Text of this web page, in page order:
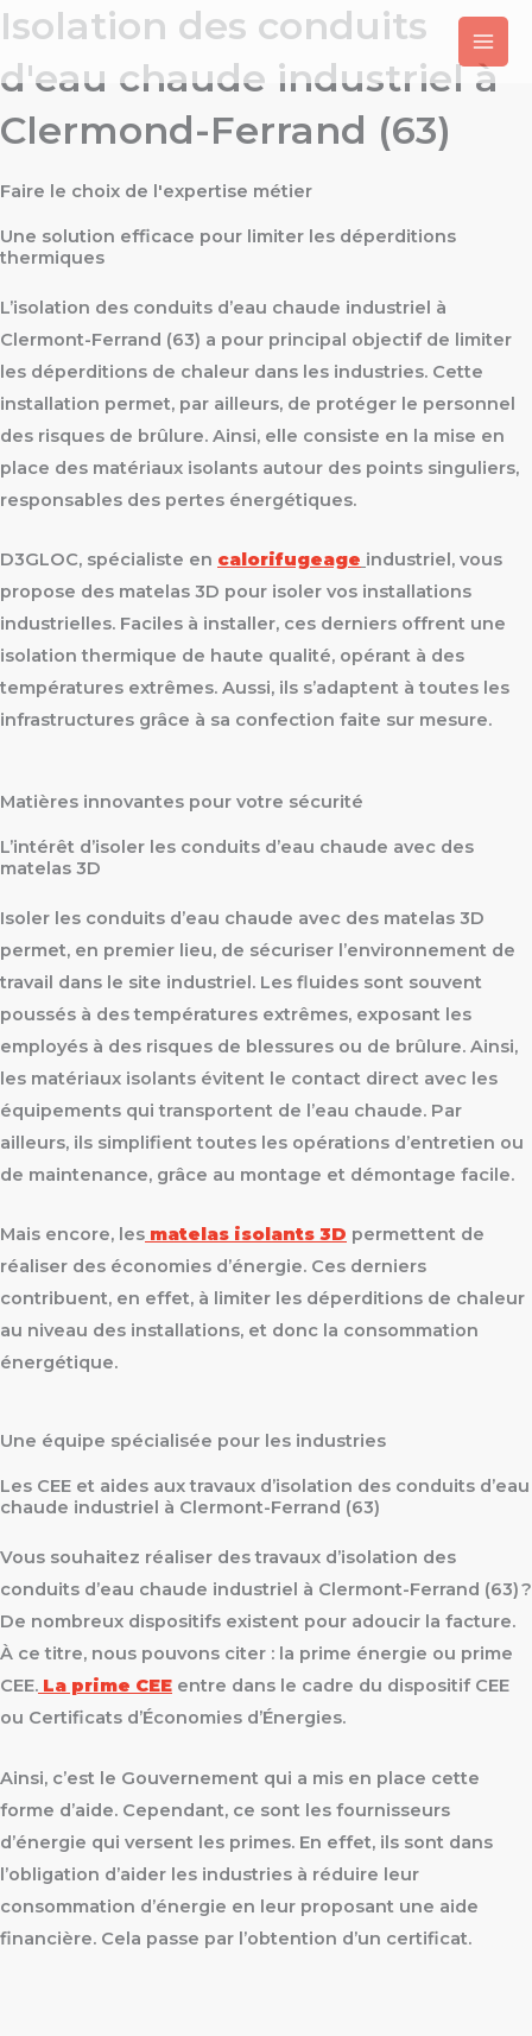
Aller
au
contenu
Isolation des conduits
d'eau chaude industriel à
Clermond-Ferrand (63)
Faire le choix de l'expertise métier
Une solution efficace pour limiter les déperditions
thermiques
L’isolation des conduits d’eau chaude industriel à
Clermont-Ferrand (63) a pour principal objectif de limiter
les déperditions de chaleur dans les industries. Cette
installation permet, par ailleurs, de protéger le personnel
des risques de brûlure. Ainsi, elle consiste en la mise en
place des matériaux isolants autour des points singuliers,
responsables des pertes énergétiques.
D3GLOC, spécialiste en calorifugeage industriel, vous
propose des matelas 3D pour isoler vos installations
industrielles. Faciles à installer, ces derniers offrent une
isolation thermique de haute qualité, opérant à des
températures extrêmes. Aussi, ils s’adaptent à toutes les
infrastructures grâce à sa confection faite sur mesure.
Matières innovantes pour votre sécurité
L’intérêt d’isoler les conduits d’eau chaude avec des
matelas 3D
Isoler les conduits d’eau chaude avec des matelas 3D
permet, en premier lieu, de sécuriser l’environnement de
travail dans le site industriel. Les fluides sont souvent
poussés à des températures extrêmes, exposant les
employés à des risques de blessures ou de brûlure. Ainsi,
les matériaux isolants évitent le contact direct avec les
équipements qui transportent de l’eau chaude. Par
ailleurs, ils simplifient toutes les opérations d’entretien ou
de maintenance, grâce au montage et démontage facile.
Mais encore, les matelas isolants 3D permettent de
réaliser des économies d’énergie. Ces derniers
contribuent, en effet, à limiter les déperditions de chaleur
au niveau des installations, et donc la consommation
énergétique.
Une équipe spécialisée pour les industries
Les CEE et aides aux travaux d’isolation des conduits d’eau
chaude industriel à Clermont-Ferrand (63)
Vous souhaitez réaliser des travaux d’isolation des
conduits d’eau chaude industriel à Clermont-Ferrand (63) ?
De nombreux dispositifs existent pour adoucir la facture.
À ce titre, nous pouvons citer : la prime énergie ou prime
CEE. La prime CEE entre dans le cadre du dispositif CEE
ou Certificats d’Économies d’Énergies.
Ainsi, c’est le Gouvernement qui a mis en place cette
forme d’aide. Cependant, ce sont les fournisseurs
d’énergie qui versent les primes. En effet, ils sont dans
l’obligation d’aider les industries à réduire leur
consommation d’énergie en leur proposant une aide
financière. Cela passe par l’obtention d’un certificat.